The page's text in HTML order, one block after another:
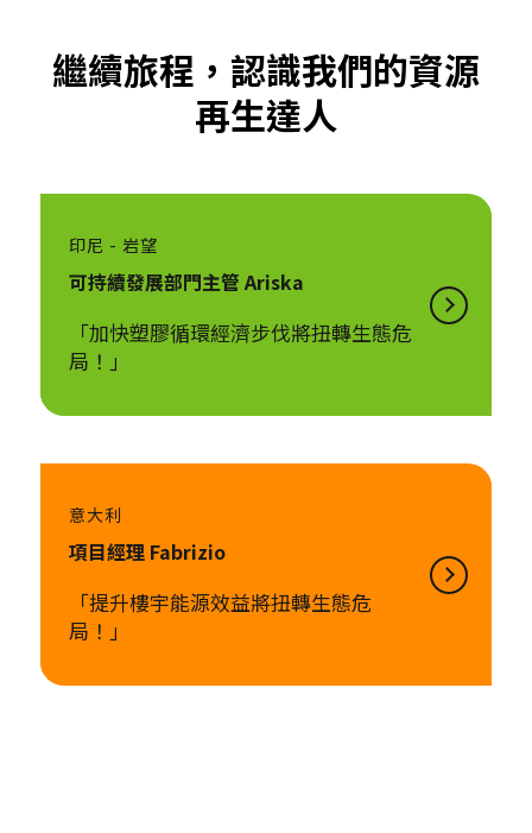
繼續旅程，認識我們的資源
再生達人
印尼 - 岩望
可持續發展部門主管​ Ariska
「加快塑膠循環經濟步伐將扭轉生態危
局！」
意大利
項目經理 Fabrizio
「提升樓宇能源效益將扭轉生態危
局！」